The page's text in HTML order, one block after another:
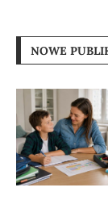
NOWE